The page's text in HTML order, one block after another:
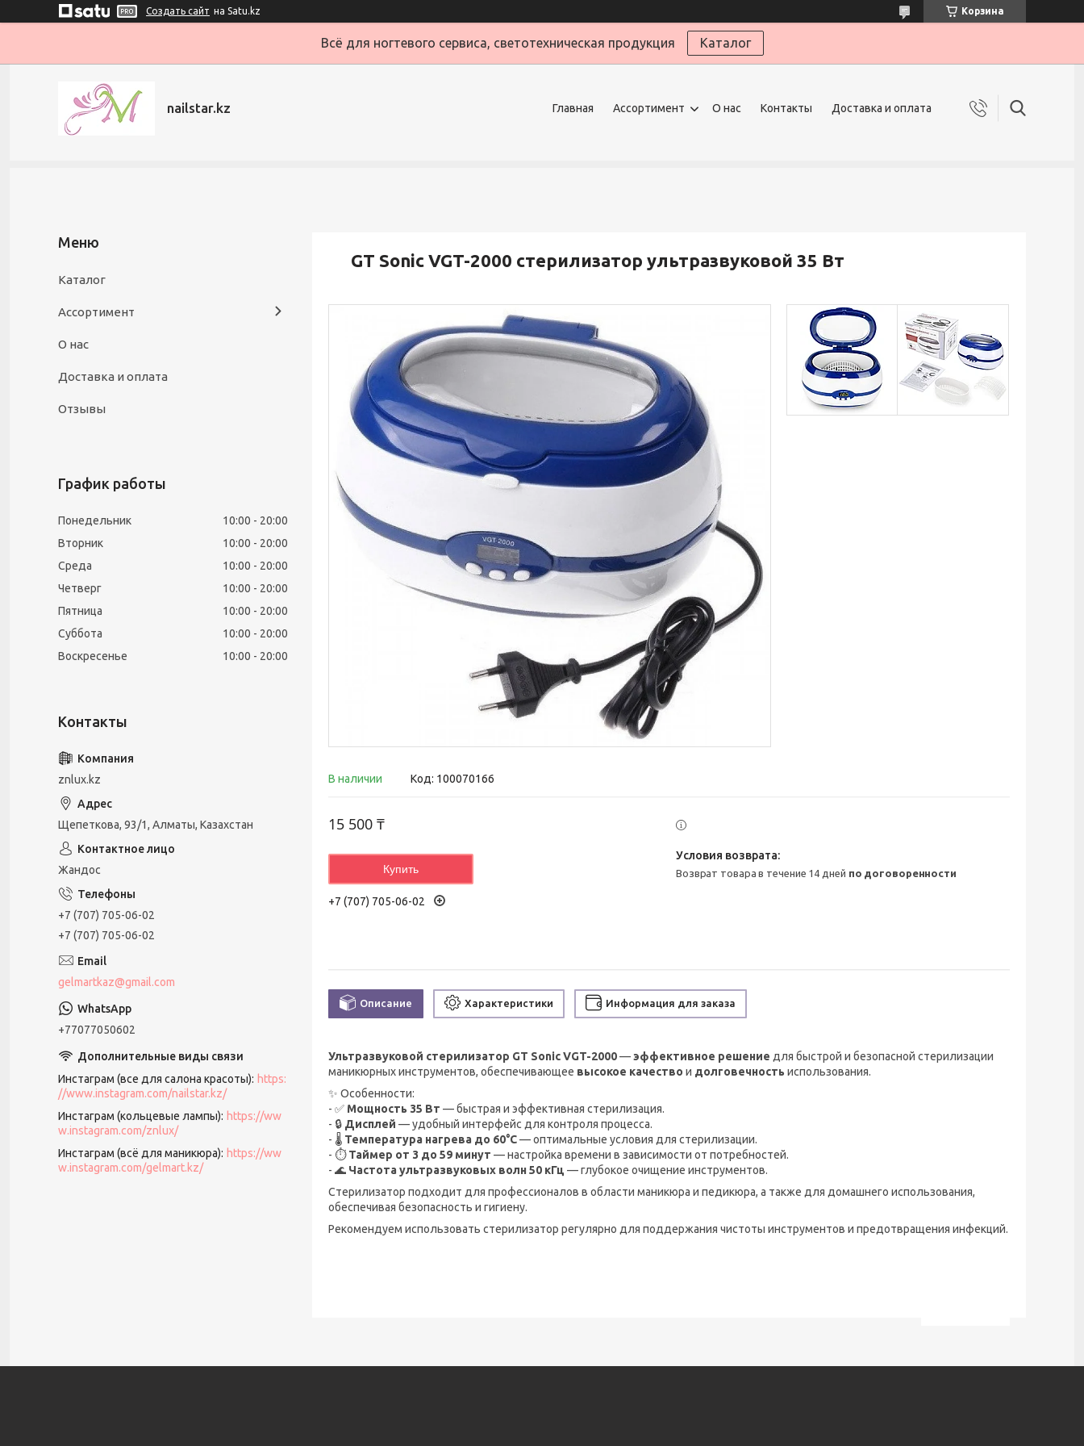
Создать сайт на Satu.kz Корзина
Всё для ногтевого сервиса, светотехническая продукция Каталог
nailstar.kz Главная Ассортимент О нас Контакты Доставка и оплата
GT Sonic VGT-2000 стерилизатор ультразвуковой 35 Вт
В наличии Код: 100070166
15 500 ₸
Купить
+7 (707) 705-06-02
возврат товара в течение 14 дней по договоренности
Описание Характеристики Информация для заказа
Ультразвуковой стерилизатор GT Sonic VGT-2000—эффективное решение для быстрой и безопасной стерилизации
маникюрных инструментов, обеспечивающее высокое качество и долговечность использования.
✨ Особенности:
- ✅ Мощность 35 Вт — быстрая и эффективная стерилизация.
- 🔒 Дисплей — удобный интерфейс для контроля процесса.
- 🌡️ Температура нагрева до 60°C— оптимальные условия для стерилизации.
- ⏱️Таймер от 3 до 59 минут — настройка времени в зависимости от потребностей.
- 🌊 Частота ультразвуковых волн 50 кГц — глубокое очищение инструментов.
Стерилизатор подходит для профессионалов в области маникюра и педикюра, а также для домашнего использования,
обеспечивая безопасность и гигиену.
Рекомендуем использовать стерилизатор регулярно для поддержания чистоты инструментов и предотвращения инфекций.
Каталог
Ассортимент
О нас
Доставка и оплата
Отзывы
График работы
Понедельник 10:00
20:00
Вторник
10:00
20:00
Среда
10:00
20:00
Четверг
10:00
20:00
Пятница
10:00
20:00
Суббота
10:00
20:00
Воскресенье
10:00 20:00
znlux.kz
Щепеткова, 93/1, Алматы, Казахстан
Жандос
+7 (707) 705-06-02
+7 (707) 705-06-02
gelmartkaz@gmail.com
+77077050602
Инстаграм (все для салона красоты)
https:
//www.instagram.com/nailstar.kz/
Инстаграм (кольцевые лампы)
https://ww
w.instagram.com/znlux/
Инстаграм (всё для маникюра)
https://ww
w.instagram.com/gelmart.kz/